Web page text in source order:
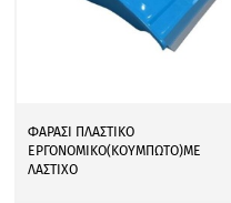
ΦΑΡΑΣΙ ΠΛΑΣΤΙΚΟ
ΕΡΓΟΝΟΜΙΚΟ(ΚΟΥΜΠΩΤΟ)ΜΕ
ΛΑΣΤΙΧΟ